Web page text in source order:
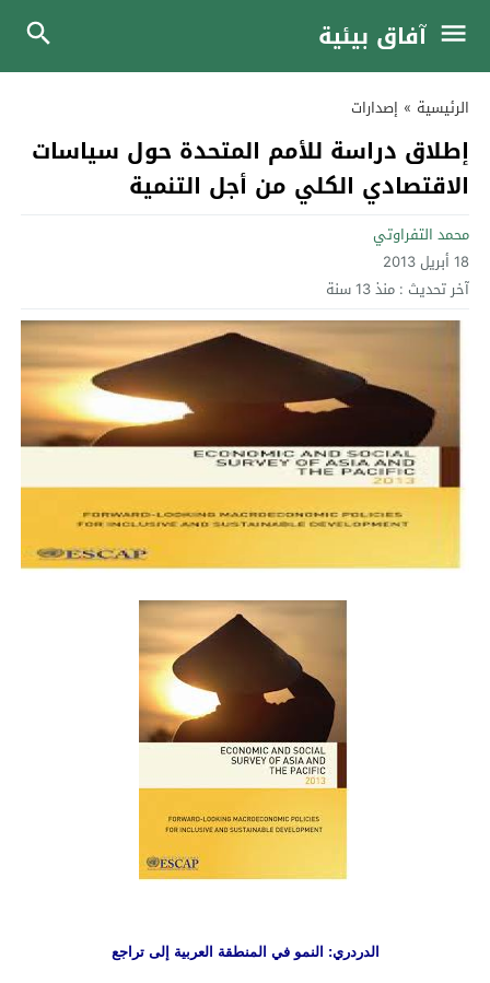
آفاق بيئية
الرئيسية » إصدارات
إطلاق دراسة للأمم المتحدة حول سياسات
الاقتصادي الكلي من أجل التنمية
محمد التفراوتي
18 أبريل 2013
آخر تحديث : منذ 13 سنة
الدردري: النمو في المنطقة العربية إلى تراجع